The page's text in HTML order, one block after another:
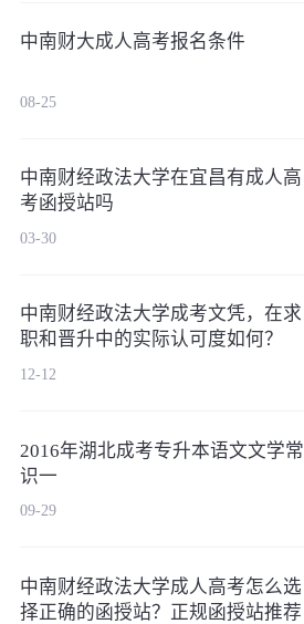
中南财大成人高考报名条件
08-25
中南财经政法大学在宜昌有成人高
考函授站吗
03-30
中南财经政法大学成考文凭，在求
职和晋升中的实际认可度如何？
12-12
2016年湖北成考专升本语文文学常
识一
09-29
中南财经政法大学成人高考怎么选
择正确的函授站？正规函授站推荐